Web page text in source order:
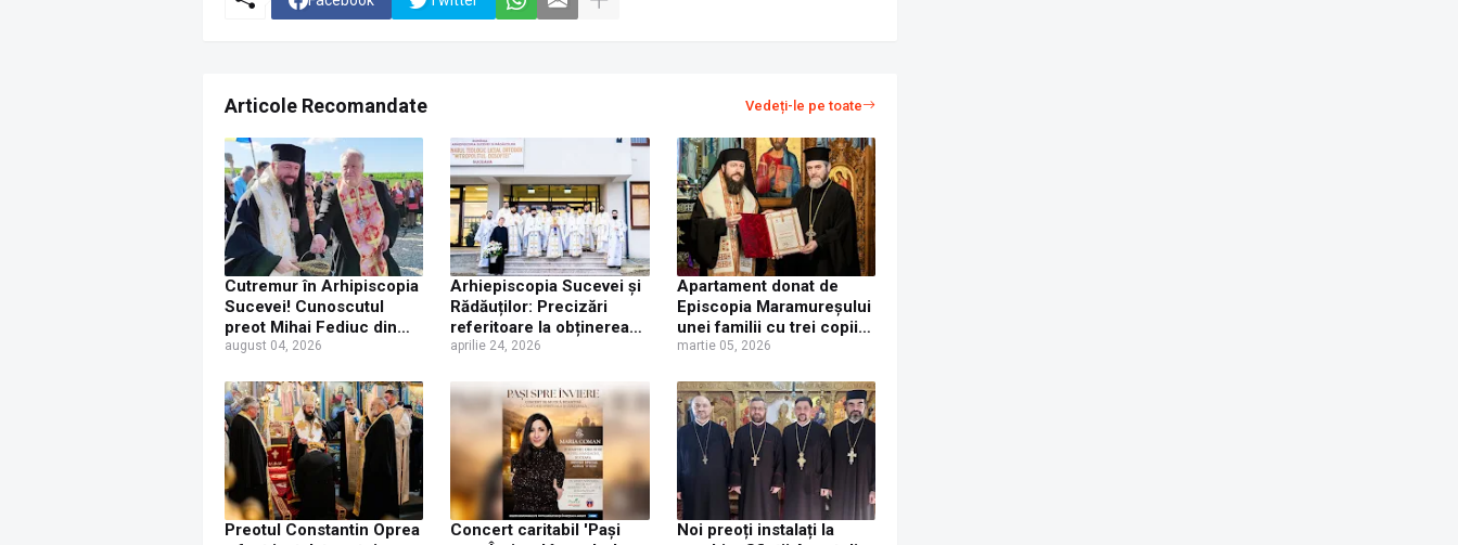
Articole Recomandate Vedeți-le pe toate
Cutremur în Arhipiscopia
Sucevei! Cunoscutul
preot Mihai Fediuc din
Rădăuți a trecut la
Ortodoxă Valahă. ÎPS
Calinic anunță că îi
pregătește judecata
canonică
august 04, 2026
Arhiepiscopia Sucevei și
Rădăuților: Precizări
referitoare la obținerea
arhiereștii binecuvântări
Seminarul Teologic
Liceal Ortodox
„Mitropolitul Dosoftei”
Suceava, sesiunea 2026
aprilie 24, 2026
Apartament donat de
Episcopia Maramureșului
unei familii cu trei copii
rămasă fără casă după
martie 05, 2026
Preotul Constantin Oprea
Concert caritabil 'Pași
Noi preoți instalați la